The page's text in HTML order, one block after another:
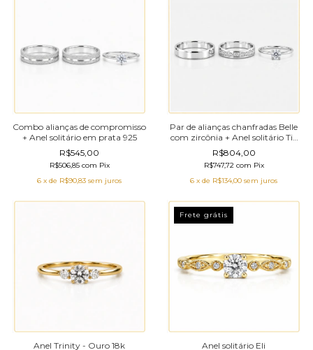
Combo alianças de compromisso
+ Anel solitário em prata 925
R$545,00
R$506,85 com Pix
6 x de R$90,83 sem juros
Par de alianças chanfradas Belle
com zircônia + Anel solitário Tiê
em prata 925
R$804,00
R$747,72 com Pix
6 x de R$134,00 sem juros
Anel Trinity - Ouro 18k
Frete grátis
Anel solitário Eli